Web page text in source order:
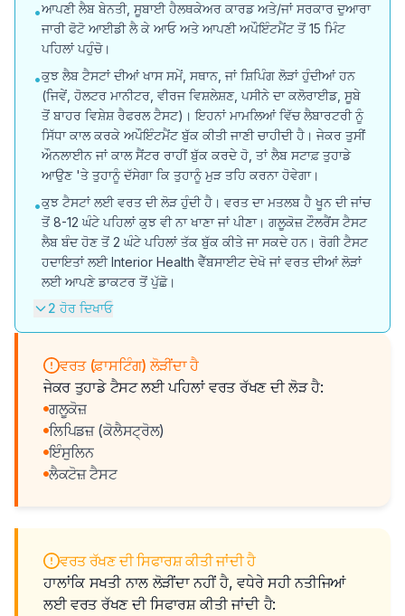
•ਆਪਣੀ ਲੈਬ ਬੇਨਤੀ, ਸੂਬਾਈ ਹੈਲਥਕੇਅਰ ਕਾਰਡ ਅਤੇ/ਜਾਂ ਸਰਕਾਰ ਦੁਆਰਾ
ਜਾਰੀ ਫੋਟੋ ਆਈਡੀ ਲੈ ਕੇ ਆਓ ਅਤੇ ਆਪਣੀ ਅਪੌਇੰਟਮੈਂਟ ਤੋਂ 15 ਮਿੰਟ
ਪਹਿਲਾਂ ਪਹੁੰਚੋ।
•ਕੁਝ ਲੈਬ ਟੈਸਟਾਂ ਦੀਆਂ ਖਾਸ ਸਮੇਂ, ਸਥਾਨ, ਜਾਂ ਸ਼ਿਪਿੰਗ ਲੋੜਾਂ ਹੁੰਦੀਆਂ ਹਨ
(ਜਿਵੇਂ, ਹੋਲਟਰ ਮਾਨੀਟਰ, ਵੀਰਜ ਵਿਸ਼ਲੇਸ਼ਣ, ਪਸੀਨੇ ਦਾ ਕਲੋਰਾਈਡ, ਸੂਬੇ
ਤੋਂ ਬਾਹਰ ਵਿਸ਼ੇਸ਼ ਰੈਫਰਲ ਟੈਸਟ)। ਇਹਨਾਂ ਮਾਮਲਿਆਂ ਵਿੱਚ ਲੈਬਾਰਟਰੀ ਨੂੰ
ਸਿੱਧਾ ਕਾਲ ਕਰਕੇ ਅਪੌਇੰਟਮੈਂਟ ਬੁੱਕ ਕੀਤੀ ਜਾਣੀ ਚਾਹੀਦੀ ਹੈ। ਜੇਕਰ ਤੁਸੀਂ
ਔਨਲਾਈਨ ਜਾਂ ਕਾਲ ਸੈਂਟਰ ਰਾਹੀਂ ਬੁੱਕ ਕਰਦੇ ਹੋ, ਤਾਂ ਲੈਬ ਸਟਾਫ਼ ਤੁਹਾਡੇ
ਆਉਣ 'ਤੇ ਤੁਹਾਨੂੰ ਦੱਸੇਗਾ ਕਿ ਤੁਹਾਨੂੰ ਮੁੜ ਤਹਿ ਕਰਨਾ ਹੋਵੇਗਾ।
•ਕੁਝ ਟੈਸਟਾਂ ਲਈ ਵਰਤ ਦੀ ਲੋੜ ਹੁੰਦੀ ਹੈ। ਵਰਤ ਦਾ ਮਤਲਬ ਹੈ ਖੂਨ ਦੀ ਜਾਂਚ
ਤੋਂ 8-12 ਘੰਟੇ ਪਹਿਲਾਂ ਕੁਝ ਵੀ ਨਾ ਖਾਣਾ ਜਾਂ ਪੀਣਾ। ਗਲੂਕੋਜ਼ ਟੌਲਰੈਂਸ ਟੈਸਟ
ਲੈਬ ਬੰਦ ਹੋਣ ਤੋਂ 2 ਘੰਟੇ ਪਹਿਲਾਂ ਤੱਕ ਬੁੱਕ ਕੀਤੇ ਜਾ ਸਕਦੇ ਹਨ। ਰੋਗੀ ਟੈਸਟ
ਹਦਾਇਤਾਂ ਲਈ Interior Health ਵੈੱਬਸਾਈਟ ਦੇਖੋ ਜਾਂ ਵਰਤ ਦੀਆਂ ਲੋੜਾਂ
ਲਈ ਆਪਣੇ ਡਾਕਟਰ ਤੋਂ ਪੁੱਛੋ।
2 ਹੋਰ ਦਿਖਾਓ
ਵਰਤ (ਫ਼ਾਸਟਿੰਗ) ਲੋੜੀਂਦਾ ਹੈ
ਜੇਕਰ ਤੁਹਾਡੇ ਟੈਸਟ ਲਈ ਪਹਿਲਾਂ ਵਰਤ ਰੱਖਣ ਦੀ ਲੋੜ ਹੈ:
ਗਲੂਕੋਜ਼
ਲਿਪਿਡਜ਼ (ਕੋਲੈਸਟ੍ਰੋਲ)
ਇੰਸੁਲਿਨ
ਲੈਕਟੋਜ਼ ਟੈਸਟ
ਵਰਤ ਰੱਖਣ ਦੀ ਸਿਫਾਰਸ਼ ਕੀਤੀ ਜਾਂਦੀ ਹੈ
ਹਾਲਾਂਕਿ ਸਖਤੀ ਨਾਲ ਲੋੜੀਂਦਾ ਨਹੀਂ ਹੈ, ਵਧੇਰੇ ਸਹੀ ਨਤੀਜਿਆਂ
ਲਈ ਵਰਤ ਰੱਖਣ ਦੀ ਸਿਫਾਰਸ਼ ਕੀਤੀ ਜਾਂਦੀ ਹੈ: